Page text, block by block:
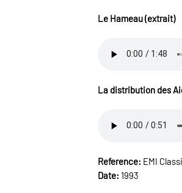
Le Hameau (extrait)
La distribution des
Reference: EMI
Date: 1993